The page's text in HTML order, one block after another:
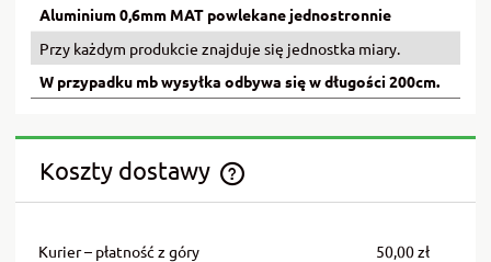
Aluminium 0,6mm MAT powlekane jednostronnie
Przy każdym produkcie znajduje się jednostka miary.
W przypadku mb wysyłka odbywa się w długości 200cm.
Koszty dostawy
Cena nie zawiera ewentualnych kosztów płatności
Kurier – płatność z góry 50,00 zł